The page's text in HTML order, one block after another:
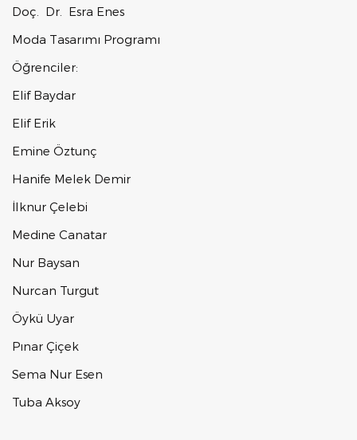
Doç. Dr. Esra Enes
Moda Tasarımı Programı
Öğrenciler:
Elif Baydar
Elif Erik
Emine Öztunç
Hanife Melek Demir
İlknur Çelebi
Medine Canatar
Nur Baysan
Nurcan Turgut
Öykü Uyar
Pınar Çiçek
Sema Nur Esen
Tuba Aksoy